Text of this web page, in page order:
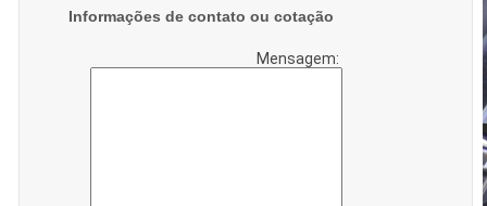
Informações de contato ou cotação
Mensagem: